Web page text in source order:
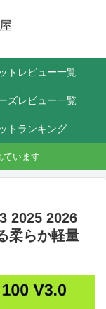
トレビュー一覧
ズレビュー一覧
トランキング
ています
2025 2026
柔らか軽量